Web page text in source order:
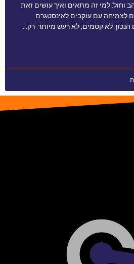
וחול: למי זה מתאים ואיך עושים זאת
לצמיחה עם עוקבים לאינסטגרם
לא קסמים, לא רעש מיותר. רק…